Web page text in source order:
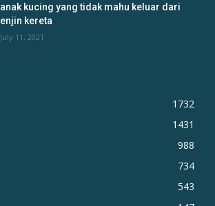
anak kucing yang tidak mahu keluar dari
enjin kereta
July 11, 2021
1732
1431
988
734
543